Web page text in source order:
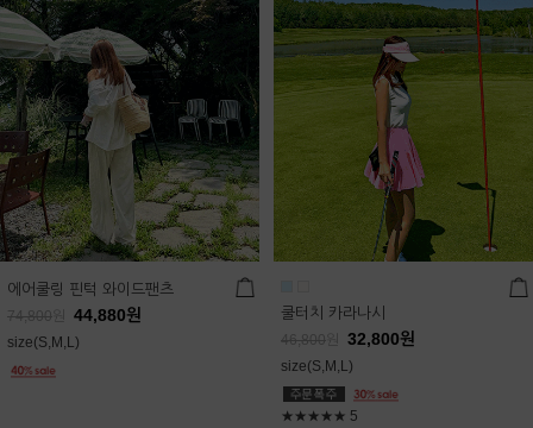
에어쿨링 핀턱 와이드팬츠
74,800 44,880원
size(S,M,L)
쿨터치 카라나시
46,800 32,800원
size(S,M,L)
★★★★★ 5